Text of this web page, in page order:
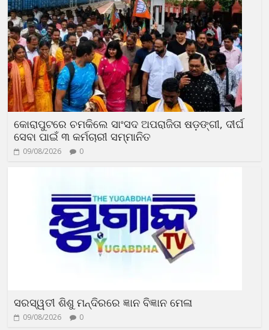
କୋରାପୁଟରେ ଚମକିଲେ ସାଂସଦ ଅପରାଜିତା ଷଡ଼ଙ୍ଗୀ, ଦୀର୍ଘ
ସେବା ପାଇଁ ୩ କର୍ମଚାରୀ ସମ୍ମାନିତ
09/08/2026 0
ସରସ୍ୱତୀ ଶିଶୁ ମନ୍ଦିରରେ ଜ୍ଞାନ ବିଜ୍ଞାନ ମେଳା
09/08/2026 0